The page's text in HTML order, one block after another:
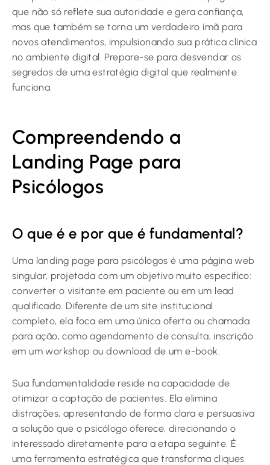
que não só reflete sua autoridade e gera confiança,
mas que também se torna um verdadeiro ímã para
novos atendimentos, impulsionando sua prática clínica
no ambiente digital. Prepare-se para desvendar os
segredos de uma estratégia digital que realmente
funciona.
Compreendendo a
Landing Page para
Psicólogos
O que é e por que é fundamental?
Uma landing page para psicólogos é uma página web
singular, projetada com um objetivo muito específico:
converter o visitante em paciente ou em um lead
qualificado. Diferente de um site institucional
completo, ela foca em uma única oferta ou chamada
para ação, como agendamento de consulta, inscrição
em um workshop ou download de um e-book.
Sua fundamentalidade reside na capacidade de
otimizar a captação de pacientes. Ela elimina
distrações, apresentando de forma clara e persuasiva
a solução que o psicólogo oferece, direcionando o
interessado diretamente para a etapa seguinte. É
uma ferramenta estratégica que transforma cliques